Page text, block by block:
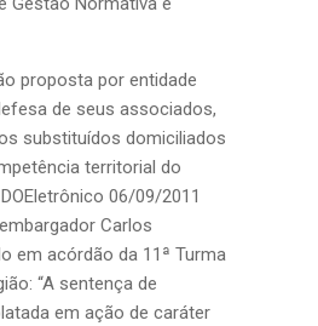
proposta por entidade
de seus associados,
substituídos domiciliados
territorial do
06/09/2011
Carlos
em acórdão da 11ª Turma
“A sentença de
em ação de caráter